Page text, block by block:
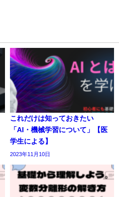
これだけは知っておきたい
「AI・機械学習について」【医
学生による】
2023年11月10日